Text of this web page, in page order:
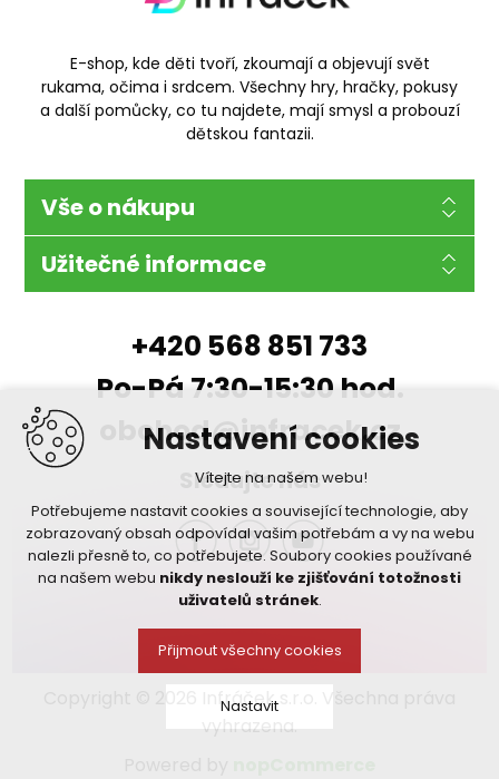
Nastavení cookies
Vítejte na našem webu!
Potřebujeme nastavit cookies a související technologie, aby
zobrazovaný obsah odpovídal vašim potřebám a vy na webu
nalezli přesně to, co potřebujete. Soubory cookies používané
na našem webu nikdy neslouží ke zjišťování totožnosti
uživatelů stránek.
Přijmout všechny cookies
Nastavit
E-shop, kde děti tvoří, zkoumají a objevují svět
rukama, očima i srdcem. Všechny hry, hračky, pokusy
a další pomůcky, co tu najdete, mají smysl a probouzí
dětskou fantazii.
Vše o nákupu
Užitečné informace
+420 568 851 733
Po-Pá 7:30-15:30 hod.
obchod@infracek.cz
Sledujte nás
Copyright © 2026 Infráček s.r.o. Všechna práva
vyhrazena.